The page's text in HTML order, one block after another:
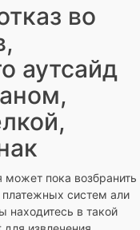
во
аутсайд
пока возбранить
систем али
находитесь в такой